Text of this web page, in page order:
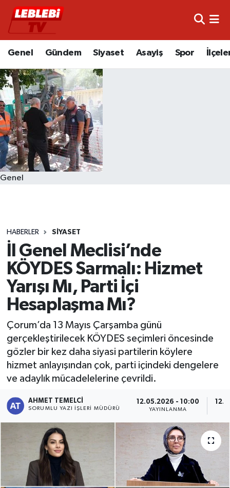
Genel Gündem Siyaset Asayiş Spor
Genel
HABERLER SIYASET
İl Genel Meclisi’nde
KÖYDES Sarmalı: Hizmet
Yarışı Mı, Parti İçi
Hesaplaşma Mı?
Çorum’da 13 Mayıs Çarşamba günü
gerçekleştirilecek KÖYDES seçimleri öncesinde
gözler bir kez daha siyasi partilerin köylere
hizmet anlayışından çok, parti içindeki dengelere
ve adaylık mücadelelerine çevrildi.
AHMET TEMELCI
SORUMLU YAZI İŞLERI MÜDÜRÜ
12.05.2026 - 10:00
YAYINLANMA
Hava Durumu
Trafik Durumu
Süper Lig Puan Durumu ve Fikstür
Tüm Manşetler
Son Dakika Haberleri